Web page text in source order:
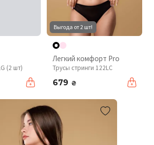
(2 шт)
Выгода от 2 шт!
Легкий комфорт Pro
Трусы стринги 122LC
679 ₴